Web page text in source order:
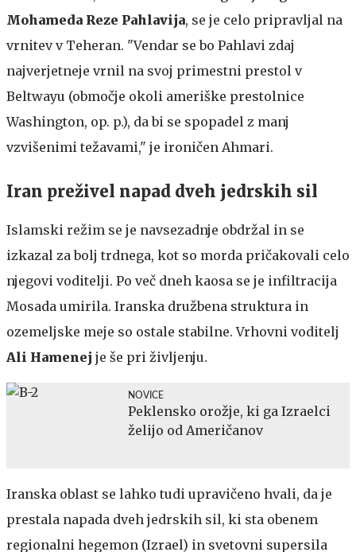
Mohameda Reze Pahlavija, se je celo pripravljal na
vrnitev v Teheran. "Vendar se bo Pahlavi zdaj
najverjetneje vrnil na svoj primestni prestol v
Beltwayu (območje okoli ameriške prestolnice
Washington, op. p.), da bi se spopadel z manj
vzvišenimi težavami," je ironičen Ahmari.
Iran preživel napad dveh jedrskih sil
Islamski režim se je navsezadnje obdržal in se
izkazal za bolj trdnega, kot so morda pričakovali celo
njegovi voditelji. Po več dneh kaosa se je infiltracija
Mosada umirila. Iranska družbena struktura in
ozemeljske meje so ostale stabilne. Vrhovni voditelj
Ali Hamenej je še pri življenju.
NOVICE
Peklensko orožje, ki ga Izraelci
želijo od Američanov
Iranska oblast se lahko tudi upravičeno hvali, da je
prestala napada dveh jedrskih sil, ki sta obenem
regionalni hegemon (Izrael) in svetovni supersila